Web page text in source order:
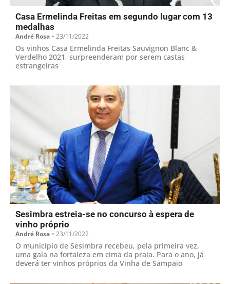
Casa Ermelinda Freitas em segundo lugar com 13
medalhas
André Rosa • 23/11/2022
Os vinhos Casa Ermelinda Freitas Sauvignon Blanc &
Verdelho 2021, surpreenderam por serem castas
estrangeiras
Sesimbra estreia-se no concurso à espera de
vinho próprio
André Rosa • 23/11/2022
O município de Sesimbra recebeu, pela primeira vez,
uma gala na fortaleza em cima da praia. Para o ano, já
deverá ter vinhos próprios da Vinha de Sampaio